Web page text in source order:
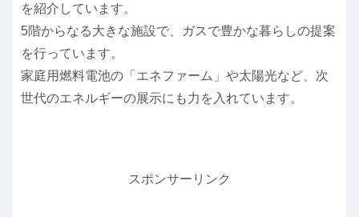
を紹介しています。
5階からなる大きな施設で、ガスで豊かな暮らしの提案
を行っています。
家庭用燃料電池の「エネファーム」や太陽光など、次
世代のエネルギーの展示にも力を入れています。
スポンサーリンク